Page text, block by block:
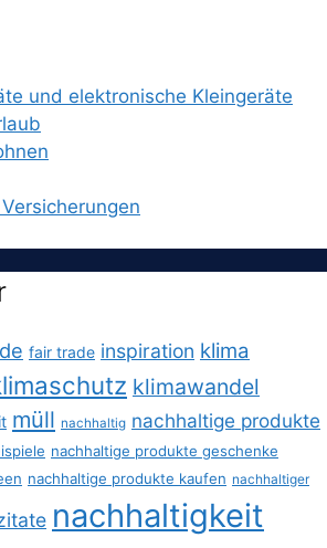
und elektronische Kleingeräte
fair trade inspiration klima
klimawandel
müll nachhaltig nachhaltige produkte
nachhaltige produkte geschenke
nachhaltige produkte kaufen nachhaltiger
nachhaltigkeit